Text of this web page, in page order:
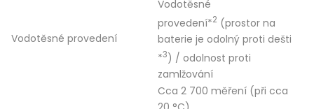
Vodotěsné provedení
Vodotěsné
provedení*2 (prostor na
baterie je odolný proti dešti
*3) / odolnost proti
zamlžování
Cca 2 700 měření (při cca